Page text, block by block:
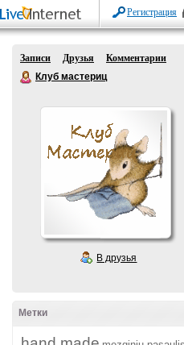
Регистрация
Записи Друзья
Комментарии
Клуб мастериц
В друзья
Метки